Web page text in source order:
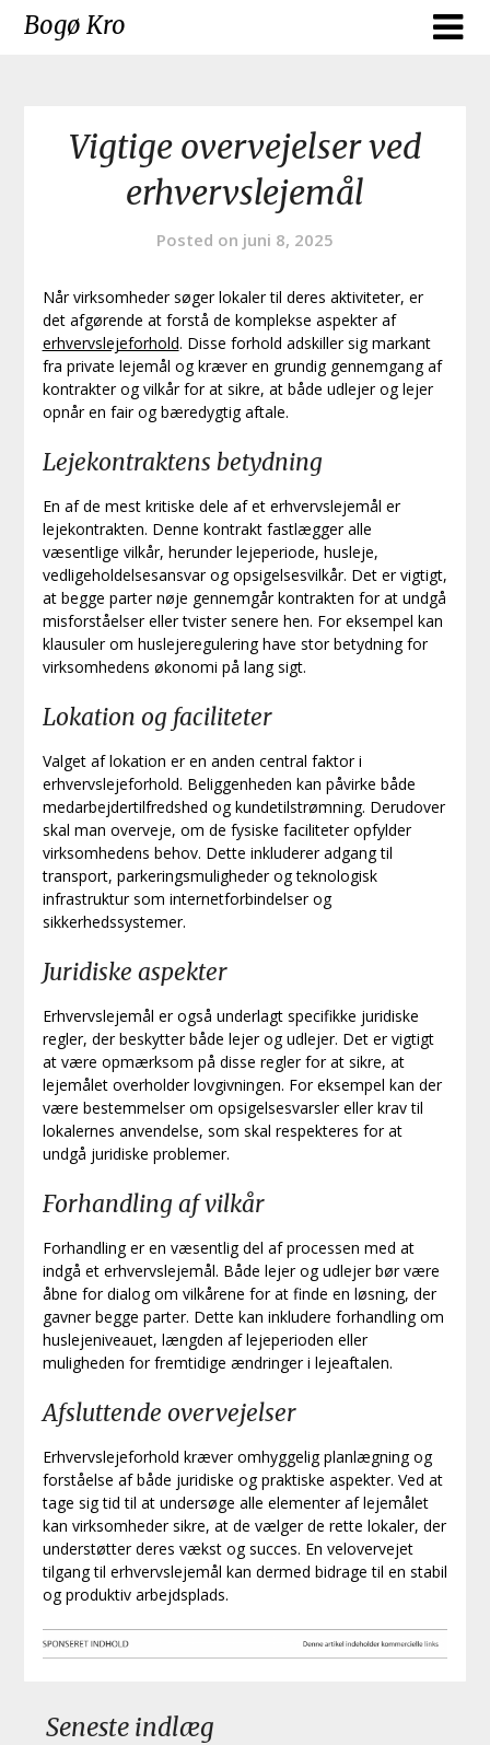
SkipBogø Kro
Vigtige overvejelser ved
erhvervslejemål
Posted on juni 8, 2025
Når virksomheder søger lokaler til deres aktiviteter, er
det afgørende at forstå de komplekse aspekter af
erhvervslejeforhold. Disse forhold adskiller sig markant
fra private lejemål og kræver en grundig gennemgang af
kontrakter og vilkår for at sikre, at både udlejer og lejer
opnår en fair og bæredygtig aftale.
Lejekontraktens betydning
En af de mest kritiske dele af et erhvervslejemål er
lejekontrakten. Denne kontrakt fastlægger alle
væsentlige vilkår, herunder lejeperiode, husleje,
vedligeholdelsesansvar og opsigelsesvilkår. Det er vigtigt,
at begge parter nøje gennemgår kontrakten for at undgå
misforståelser eller tvister senere hen. For eksempel kan
klausuler om huslejeregulering have stor betydning for
virksomhedens økonomi på lang sigt.
Lokation og faciliteter
Valget af lokation er en anden central faktor i
erhvervslejeforhold. Beliggenheden kan påvirke både
medarbejdertilfredshed og kundetilstrømning. Derudover
skal man overveje, om de fysiske faciliteter opfylder
virksomhedens behov. Dette inkluderer adgang til
transport, parkeringsmuligheder og teknologisk
infrastruktur som internetforbindelser og
sikkerhedssystemer.
Juridiske aspekter
Erhvervslejemål er også underlagt specifikke juridiske
regler, der beskytter både lejer og udlejer. Det er vigtigt
at være opmærksom på disse regler for at sikre, at
lejemålet overholder lovgivningen. For eksempel kan der
være bestemmelser om opsigelsesvarsler eller krav til
lokalernes anvendelse, som skal respekteres for at
undgå juridiske problemer.
Forhandling af vilkår
Forhandling er en væsentlig del af processen med at
indgå et erhvervslejemål. Både lejer og udlejer bør være
åbne for dialog om vilkårene for at finde en løsning, der
gavner begge parter. Dette kan inkludere forhandling om
huslejeniveauet, længden af lejeperioden eller
muligheden for fremtidige ændringer i lejeaftalen.
Afsluttende overvejelser
Erhvervslejeforhold kræver omhyggelig planlægning og
forståelse af både juridiske og praktiske aspekter. Ved at
tage sig tid til at undersøge alle elementer af lejemålet
kan virksomheder sikre, at de vælger de rette lokaler, der
understøtter deres vækst og succes. En velovervejet
tilgang til erhvervslejemål kan dermed bidrage til en stabil
og produktiv arbejdsplads.
Seneste indlæg